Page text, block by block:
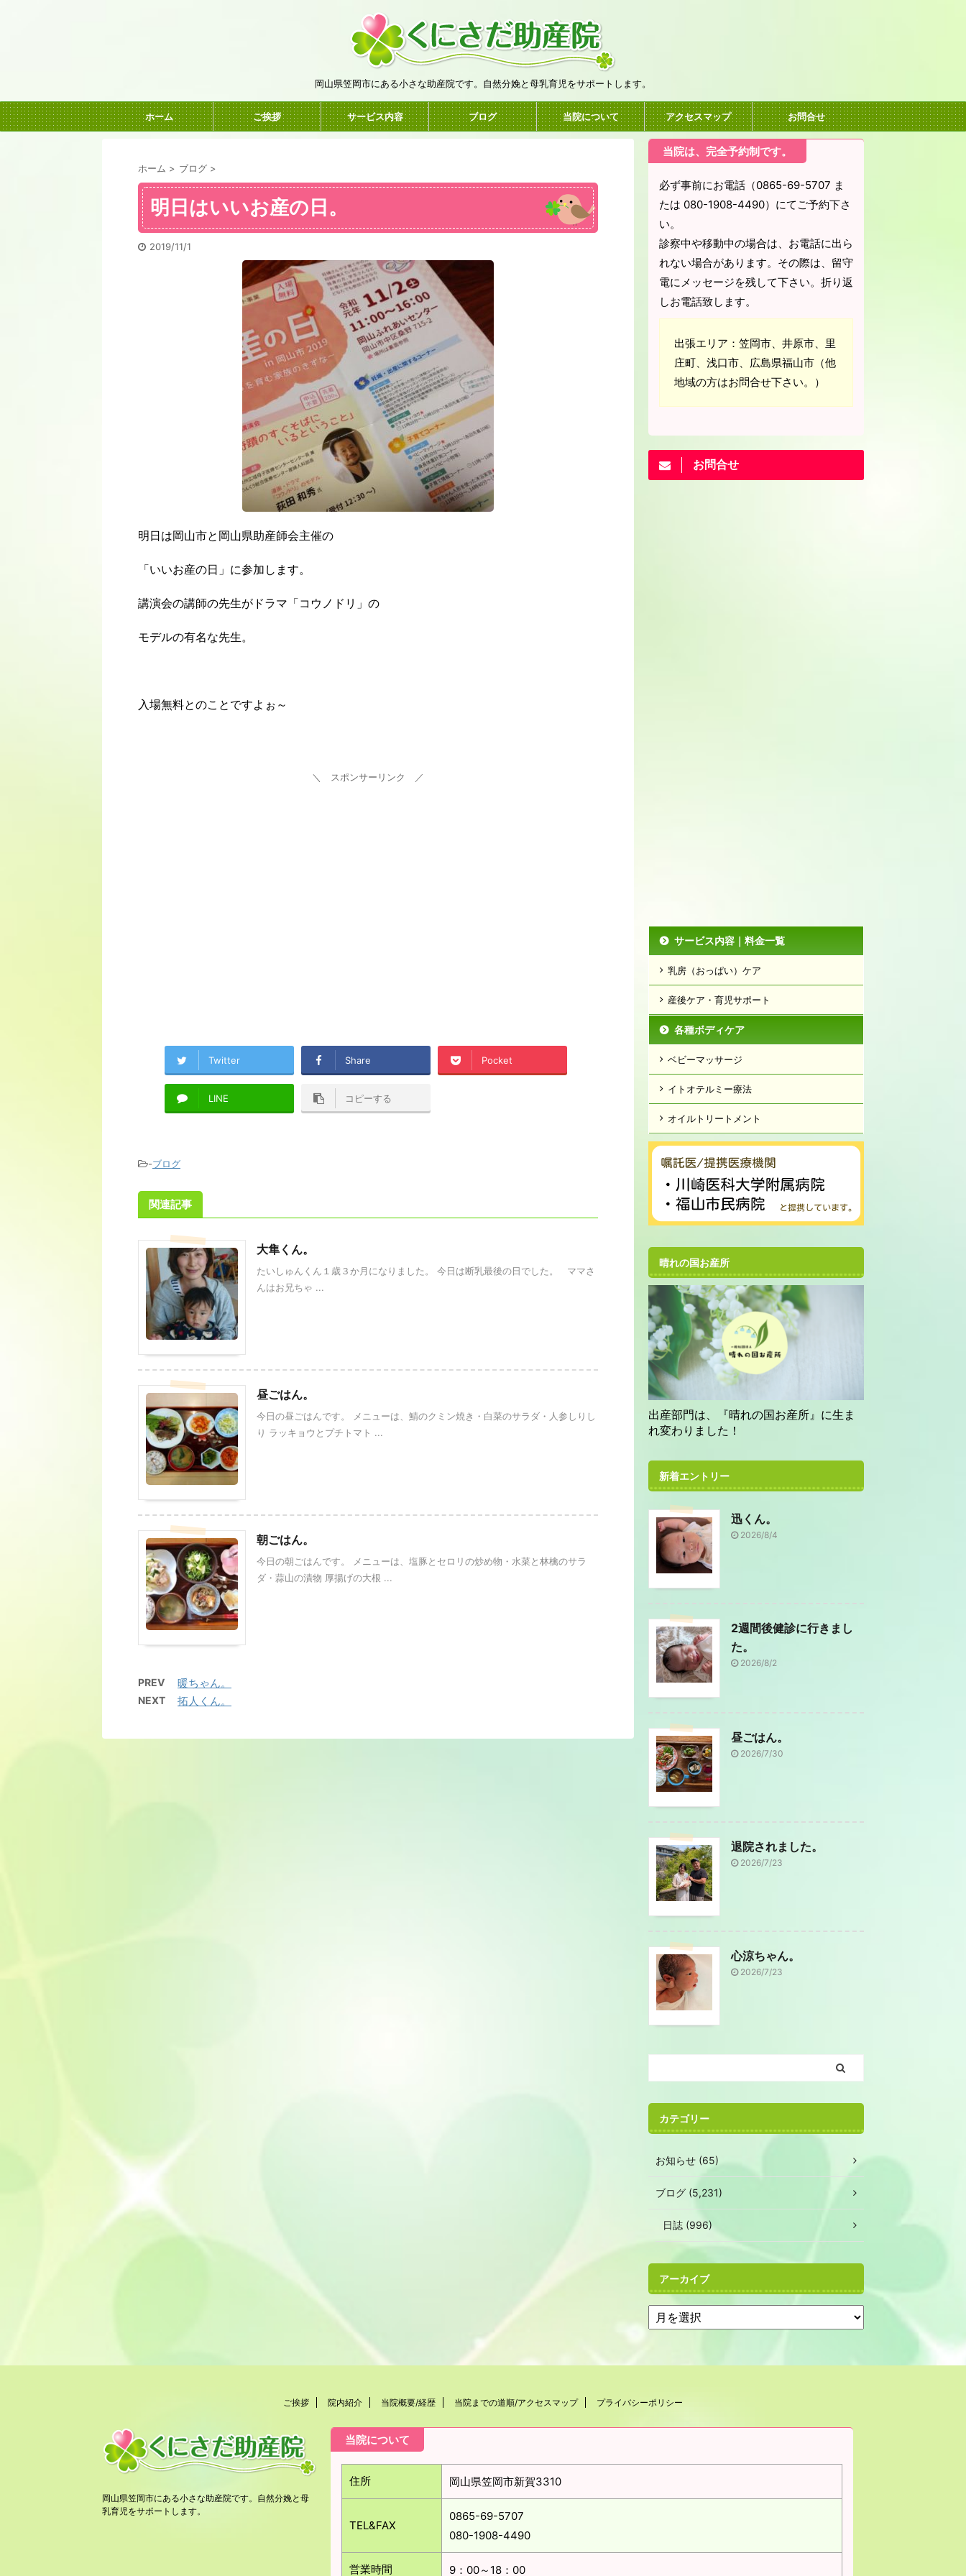
岡山県笠岡市にある小さな助産院です。自然分娩と母乳育児をサポートします。
ホーム ご挨拶 サービス内容 ブログ 当院について アクセスマップ お問合せ
ホーム > ブログ >
明日はいいお産の日。
2019/11/1
明日は岡山市と岡山県助産師会主催の
「いいお産の日」に参加します。
講演会の講師の先生がドラマ「コウノドリ」の
モデルの有名な先生。
入場無料とのことですよぉ～
＼ スポンサーリンク ／
Twitter Share Pocket
LINE コピーする
-ブログ
関連記事
大隼くん。
たいしゅんくん１歳３か月になりました。 今日は断乳最後の日でした。 ママさ
んはお兄ちゃ ...
昼ごはん。
今日の昼ごはんです。 メニューは、鯖のクミン焼き・白菜のサラダ・人参しりし
り ラッキョウとプチトマト ...
朝ごはん。
今日の朝ごはんです。 メニューは、塩豚とセロリの炒め物・水菜と林檎のサラ
ダ・蒜山の漬物 厚揚げの大根 ...
PREV 暖ちゃん。
NEXT 拓人くん。
当院は、完全予約制です。
必ず事前にお電話（0865-69-5707 ま
たは 080-1908-4490）にてご予約下さ
い。
診察中や移動中の場合は、お電話に出ら
れない場合があります。その際は、留守
電にメッセージを残して下さい。折り返
しお電話致します。
出張エリア：笠岡市、井原市、里
庄町、浅口市、広島県福山市（他
地域の方はお問合せ下さい。）
お問合せ
サービス内容｜料金一覧
乳房（おっぱい）ケア
産後ケア・育児サポート
各種ボディケア
ベビーマッサージ
イトオテルミー療法
オイルトリートメント
晴れの国お産所
出産部門は、『晴れの国お産所』に生ま
れ変わりました！
新着エントリー
迅くん。
2026/8/4
2週間後健診に行きまし
た。
2026/8/2
昼ごはん。
2026/7/30
退院されました。
2026/7/23
心涼ちゃん。
2026/7/23
カテゴリー
お知らせ (65)
ブログ (5,231)
日誌 (996)
アーカイブ
ご挨拶 院内紹介 当院概要/経歴 当院までの道順/アクセスマップ プライバシーポリシー
当院について
住所 岡山県笠岡市新賀3310
TEL&FAX
0865-69-5707
080-1908-4490
営業時間 9：00～18：00
岡山県笠岡市にある小さな助産院です。自然分娩と母
乳育児をサポートします。